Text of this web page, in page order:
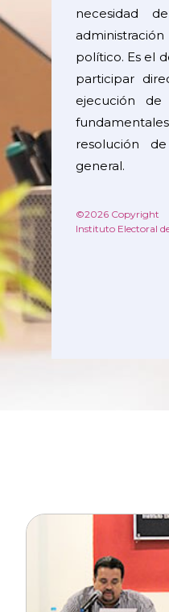
necesidad
político. Es el
participar
ejecución de
resolución
general.
©2026 Copyright
Instituto Electoral